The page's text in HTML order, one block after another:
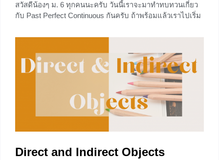
สวัสดีน้องๆ ม.​ 6 ทุกคนนะครับ วันนี้เราจะมาทำทบทวนเกี่ยว
กับ Past Perfect Continuous กันครับ ถ้าพร้อมแล้วเราไปเริ่ม
Direct and Indirect Objects